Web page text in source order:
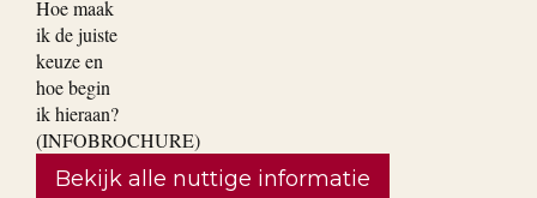
tuin. Hoe maak ik de juiste
keuze en hoe begin ik hieraan?
(INFOBROCHURE)